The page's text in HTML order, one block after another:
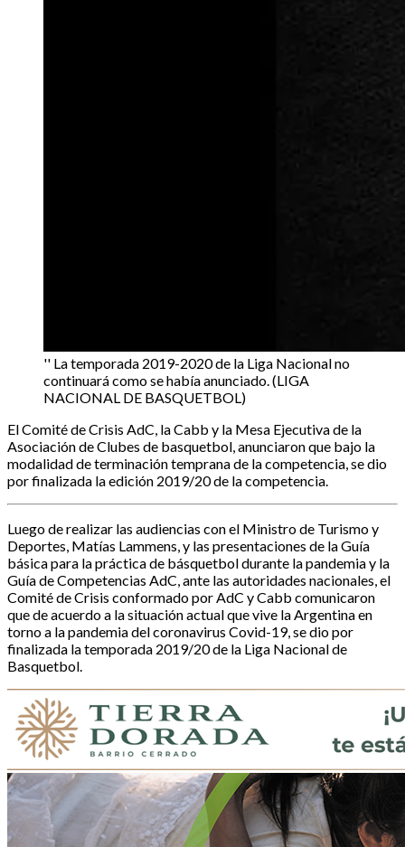
'' La temporada 2019-2020 de la Liga Nacional no
continuará como se había anunciado. (LIGA
NACIONAL DE BASQUETBOL)
El Comité de Crisis AdC, la Cabb y la Mesa Ejecutiva de la
Asociación de Clubes de basquetbol, anunciaron que bajo la
modalidad de terminación temprana de la competencia, se dio
por finalizada la edición 2019/20 de la competencia.
Luego de realizar las audiencias con el Ministro de Turismo y
Deportes, Matías Lammens, y las presentaciones de la Guía
básica para la práctica de básquetbol durante la pandemia y la
Guía de Competencias AdC, ante las autoridades nacionales, el
Comité de Crisis conformado por AdC y Cabb comunicaron
que de acuerdo a la situación actual que vive la Argentina en
torno a la pandemia del coronavirus Covid-19, se dio por
finalizada la temporada 2019/20 de la Liga Nacional de
Basquetbol.